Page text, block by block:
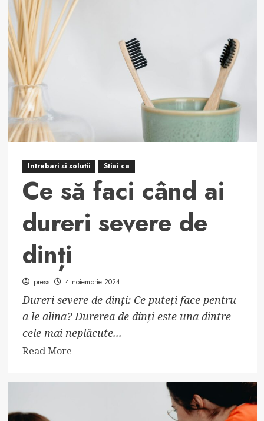
decurge
Intrebari si solutii Stiai ca
Ce să faci când ai
dureri severe de
dinți
press 4 noiembrie 2024
Dureri severe de dinți: Ce puteți face pentru
a le alina? Durerea de dinți este una dintre
cele mai neplăcute...
Read MoreRead
about